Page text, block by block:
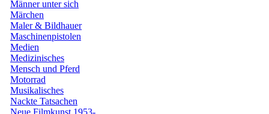
Männer unter sich
Märchen
Maler & Bildhauer
Maschinenpistolen
Medien
Medizinisches
Mensch und Pferd
Motorrad
Musikalisches
Nackte Tatsachen
Neue Filmkunst 1953-